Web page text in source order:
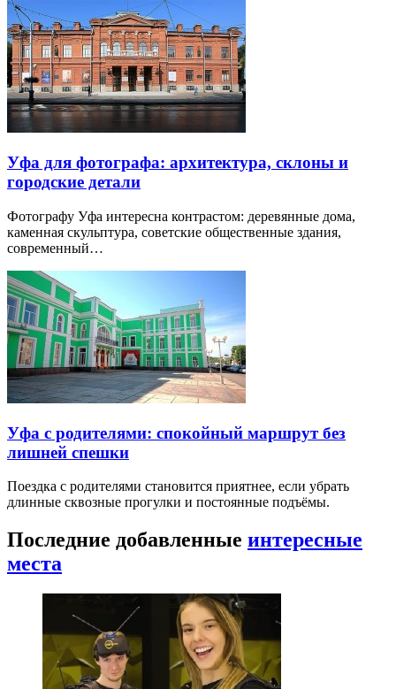
Уфа для фотографа: архитектура, склоны и
городские детали
Фотографу Уфа интересна контрастом: деревянные дома,
каменная скульптура, советские общественные здания,
современный…
Уфа с родителями: спокойный маршрут без
лишней спешки
Поездка с родителями становится приятнее, если убрать
длинные сквозные прогулки и постоянные подъёмы.
Последние добавленные интересные
места